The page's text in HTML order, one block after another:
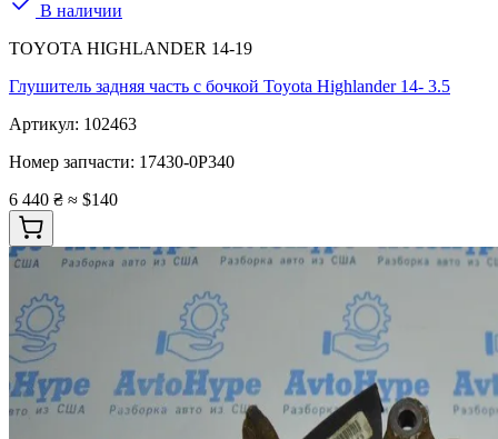
В наличии
TOYOTA HIGHLANDER 14-19
Глушитель задняя часть с бочкой Toyota Highlander 14- 3.5
Артикул: 102463
Номер запчасти: 17430-0P340
6 440 ₴ ≈ $140